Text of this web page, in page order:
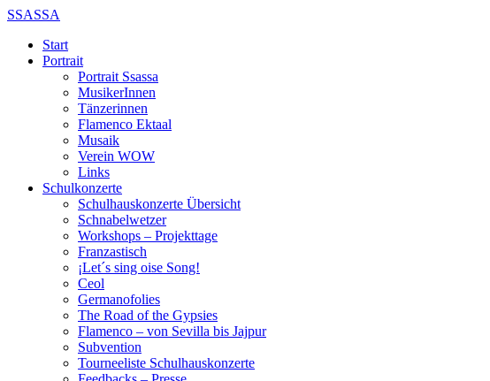
SSASSA
Start
Portrait
Portrait Ssassa
MusikerInnen
Tänzerinnen
Flamenco Ektaal
Musaik
Verein WOW
Links
Schulkonzerte
Schulhauskonzerte Übersicht
Schnabelwetzer
Workshops – Projekttage
Franzastisch
¡Let´s sing oise Song!
Ceol
Germanofolies
The Road of the Gypsies
Flamenco – von Sevilla bis Jajpur
Subvention
Tourneeliste Schulhauskonzerte